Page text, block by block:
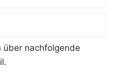
über nachfolgende